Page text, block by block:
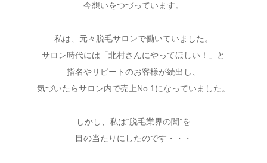
今想いをつづっています。
私は、元々脱毛サロンで働いていました。
サロン時代には「北村さんにやってほしい！」と
指名やリピートのお客様が続出し、
気づいたらサロン内で売上No.1になっていました。
しかし、私は“脱毛業界の闇”を
目の当たりにしたのです・・・